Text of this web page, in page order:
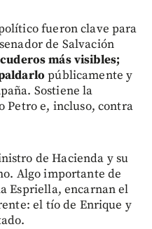
fueron clave para
de Salvación
más visibles;
públicamente y
Sostiene la
Petro e, incluso, contra
de Hacienda y su
Algo importante de
Espriella, encarnan el
el tío de Enrique y